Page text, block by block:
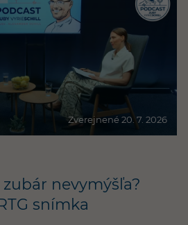
Zverejnené 20. 7. 2026
nevymýšľa?
snímka